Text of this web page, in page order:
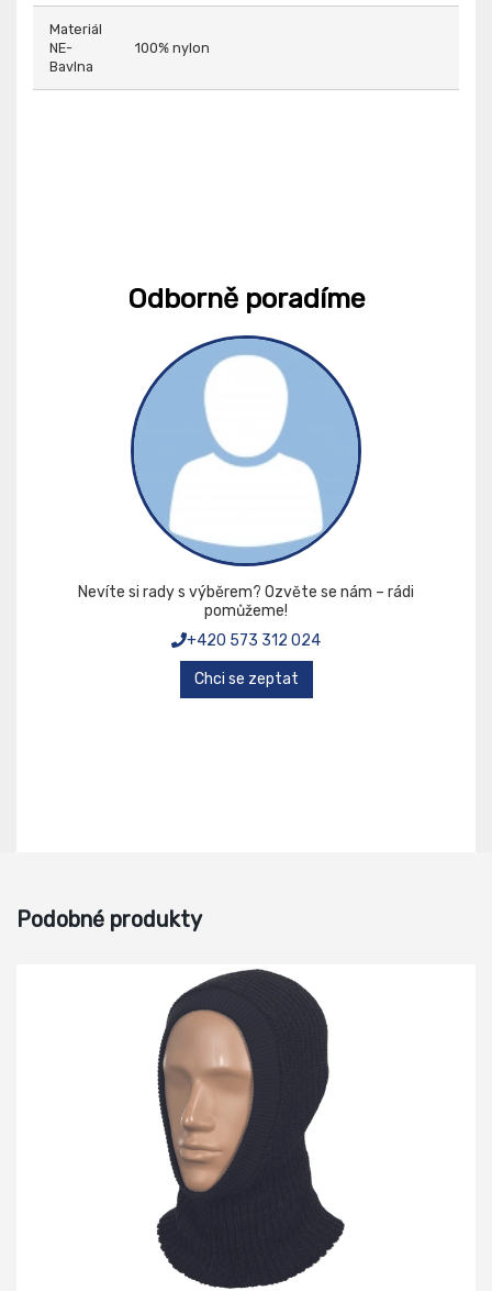
Materiál
NE-
Bavlna
100% nylon
Odborně poradíme
Nevíte si rady s výběrem? Ozvěte se nám – rádi
pomůžeme!
+420 573 312 024
Chci se zeptat
Podobné produkty